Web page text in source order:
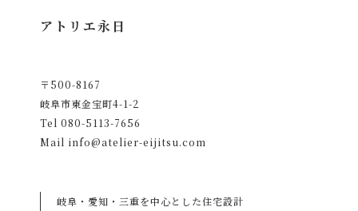
アトリエ永日
〒500-8167
岐阜市東金宝町4-1-2
Tel 080-5113-7656
Mail info@atelier-eijitsu.com
岐阜・愛知・三重を中心とした住宅設計